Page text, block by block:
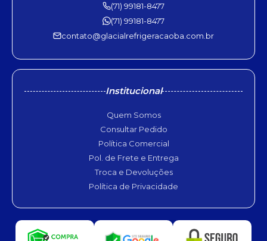
(71) 99181-8477
(71) 99181-8477
contato@glacialrefrigeracaoba.com.br
Institucional
Quem Somos
Consultar Pedido
Política Comercial
Pol. de Frete e Entrega
Troca e Devoluções
Política de Privacidade